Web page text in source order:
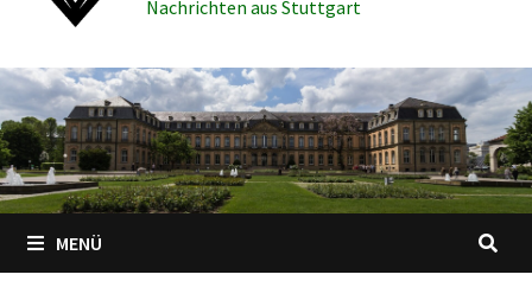
Nachrichten aus Stuttgart
MENÜ